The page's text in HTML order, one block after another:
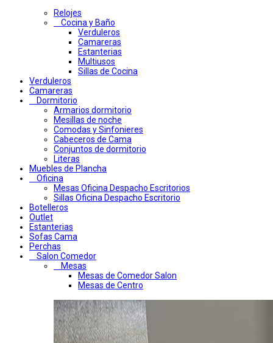
Relojes
Cocina y Baño
Verduleros
Camareras
Estanterias
Multiusos
Sillas de Cocina
Verduleros
Camareras
Dormitorio
Armarios dormitorio
Mesillas de noche
Comodas y Sinfonieres
Cabeceros de Cama
Conjuntos de dormitorio
Literas
Muebles de Plancha
Oficina
Mesas Oficina Despacho Escritorios
Sillas Oficina Despacho Escritorio
Botelleros
Outlet
Estanterias
Sofas Cama
Perchas
Salon Comedor
Mesas
Mesas de Comedor Salon
Mesas de Centro